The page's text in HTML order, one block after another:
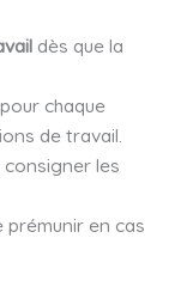
dès que la
chaque
de travail.
les
en cas